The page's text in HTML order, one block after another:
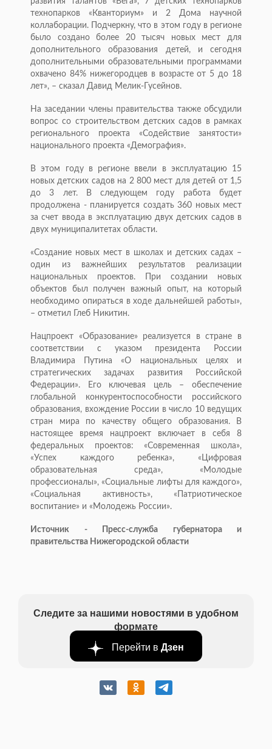
технопарков «Кванториум» и 2 Дома научной
коллаборации. Подчеркну, что в этом году в регионе
было создано более 20 тысяч новых мест для
дополнительного образования детей, и сегодня
дополнительными образовательными программами
охвачено 84% нижегородцев в возрасте от 5 до 18
лет», – сказал Давид Мелик-Гусейнов.
На заседании члены правительства также обсудили
вопрос со строительством детских садов в рамках
регионального проекта «Содействие занятости»
национального проекта «Демография».
В этом году в регионе ввели в эксплуатацию 15
новых детских садов на 2 800 мест для детей от 1,5
до 3 лет. В следующем году работа будет
продолжена - планируется создать 360 новых мест
за счет ввода в эксплуатацию двух детских садов в
двух муниципалитетах области.
«Создание новых мест в школах и детских садах –
один из важнейших результатов реализации
национальных проектов. При создании новых
объектов был получен важный опыт, на который
необходимо опираться в ходе дальнейшей работы»,
– отметил Глеб Никитин.
Нацпроект «Образование» реализуется в стране в
соответствии с указом президента России
Владимира Путина «О национальных целях и
стратегических задачах развития Российской
Федерации». Его ключевая цель – обеспечение
глобальной конкурентоспособности российского
образования, вхождение России в число 10 ведущих
стран мира по качеству общего образования. В
настоящее время нацпроект включает в себя 8
федеральных проектов: «Современная школа»,
«Успех каждого ребенка», «Цифровая
образовательная среда», «Молодые
профессионалы», «Социальные лифты для каждого»,
«Социальная активность», «Патриотическое
воспитание» и «Молодежь России».
Источник - Пресс-служба губернатора и
правительства Нижегородской области
Следите за нашими новостями в удобном
формате
Перейти в Дзен